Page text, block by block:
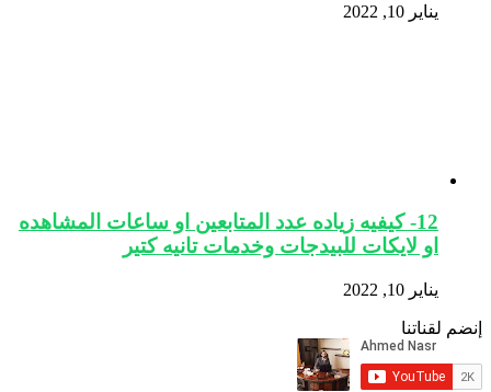
يناير 10, 2022
12- كيفيه زياده عدد المتابعين او ساعات المشاهده
او لايكات للبيدجات وخدمات تانيه كتير
يناير 10, 2022
إنضم لقناتنا